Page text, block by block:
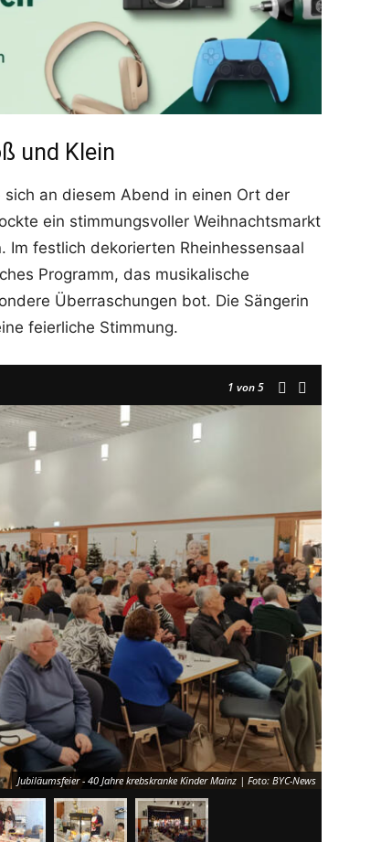
und Klein
an diesem Abend in einen Ort der
ein stimmungsvoller Weihnachtsmarkt
Im festlich dekorierten Rheinhessensaal
Programm, das musikalische
Überraschungen bot. Die Sängerin
feierliche Stimmung.
1 von 5
Jubiläumsfeier - 40 Jahre krebskranke Kinder Mainz | Foto: BYC-News